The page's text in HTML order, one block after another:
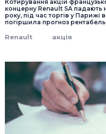
Котирування акцій
концерну Renault SA падають
року, під час торгів у Парижі
погіршила прогноз
Renault акція